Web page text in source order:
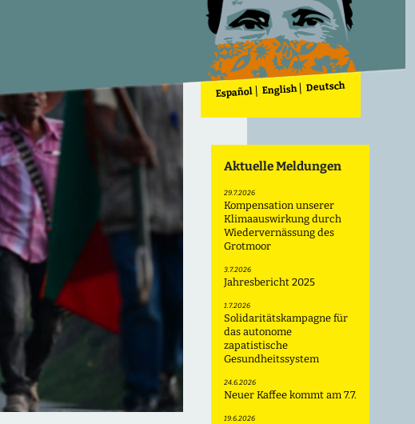
Español English Deutsch
Aktuelle Meldungen
29.7.2026
Kompensation unserer
Klimaauswirkung durch
Wiedervernässung des
Grotmoor
3.7.2026
Jahresbericht 2025
1.7.2026
Solidaritätskampagne für
das autonome
zapatistische
Gesundheitssystem
24.6.2026
Neuer Kaffee kommt am 7.7.
19.6.2026